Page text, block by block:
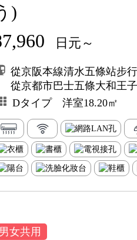
)
日元～
從京阪本線清水五條站步
從京都市巴士五條大和王
Dタイプ 洋室18.20㎡
女共用